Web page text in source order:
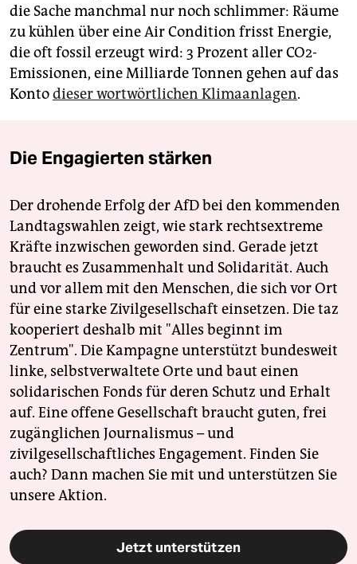
die Sache manchmal nur noch schlimmer: Räume
zu kühlen über eine Air Condition frisst Energie,
die oft fossil erzeugt wird: 3 Prozent aller CO2-
Emissionen, eine Milliarde Tonnen gehen auf das
Kontodieser wortwörtlichen Klimaanlagen.
Die Engagierten stärken
Der drohende Erfolg der AfD bei den kommenden
Landtagswahlen zeigt, wie stark rechtsextreme
Kräfte inzwischen geworden sind. Gerade jetzt
braucht es Zusammenhalt und Solidarität. Auch
und vor allem mit den Menschen, die sich vor Ort
für eine starke Zivilgesellschaft einsetzen. Die taz
kooperiert deshalb mit "Alles beginnt im
Zentrum". Die Kampagne unterstützt bundesweit
linke, selbstverwaltete Orte und baut einen
solidarischen Fonds für deren Schutz und Erhalt
auf. Eine offene Gesellschaft braucht guten, frei
zugänglichen Journalismus – und
zivilgesellschaftliches Engagement. Finden Sie
auch? Dann machen Sie mit und unterstützen Sie
unsere Aktion.
Jetzt unterstützen